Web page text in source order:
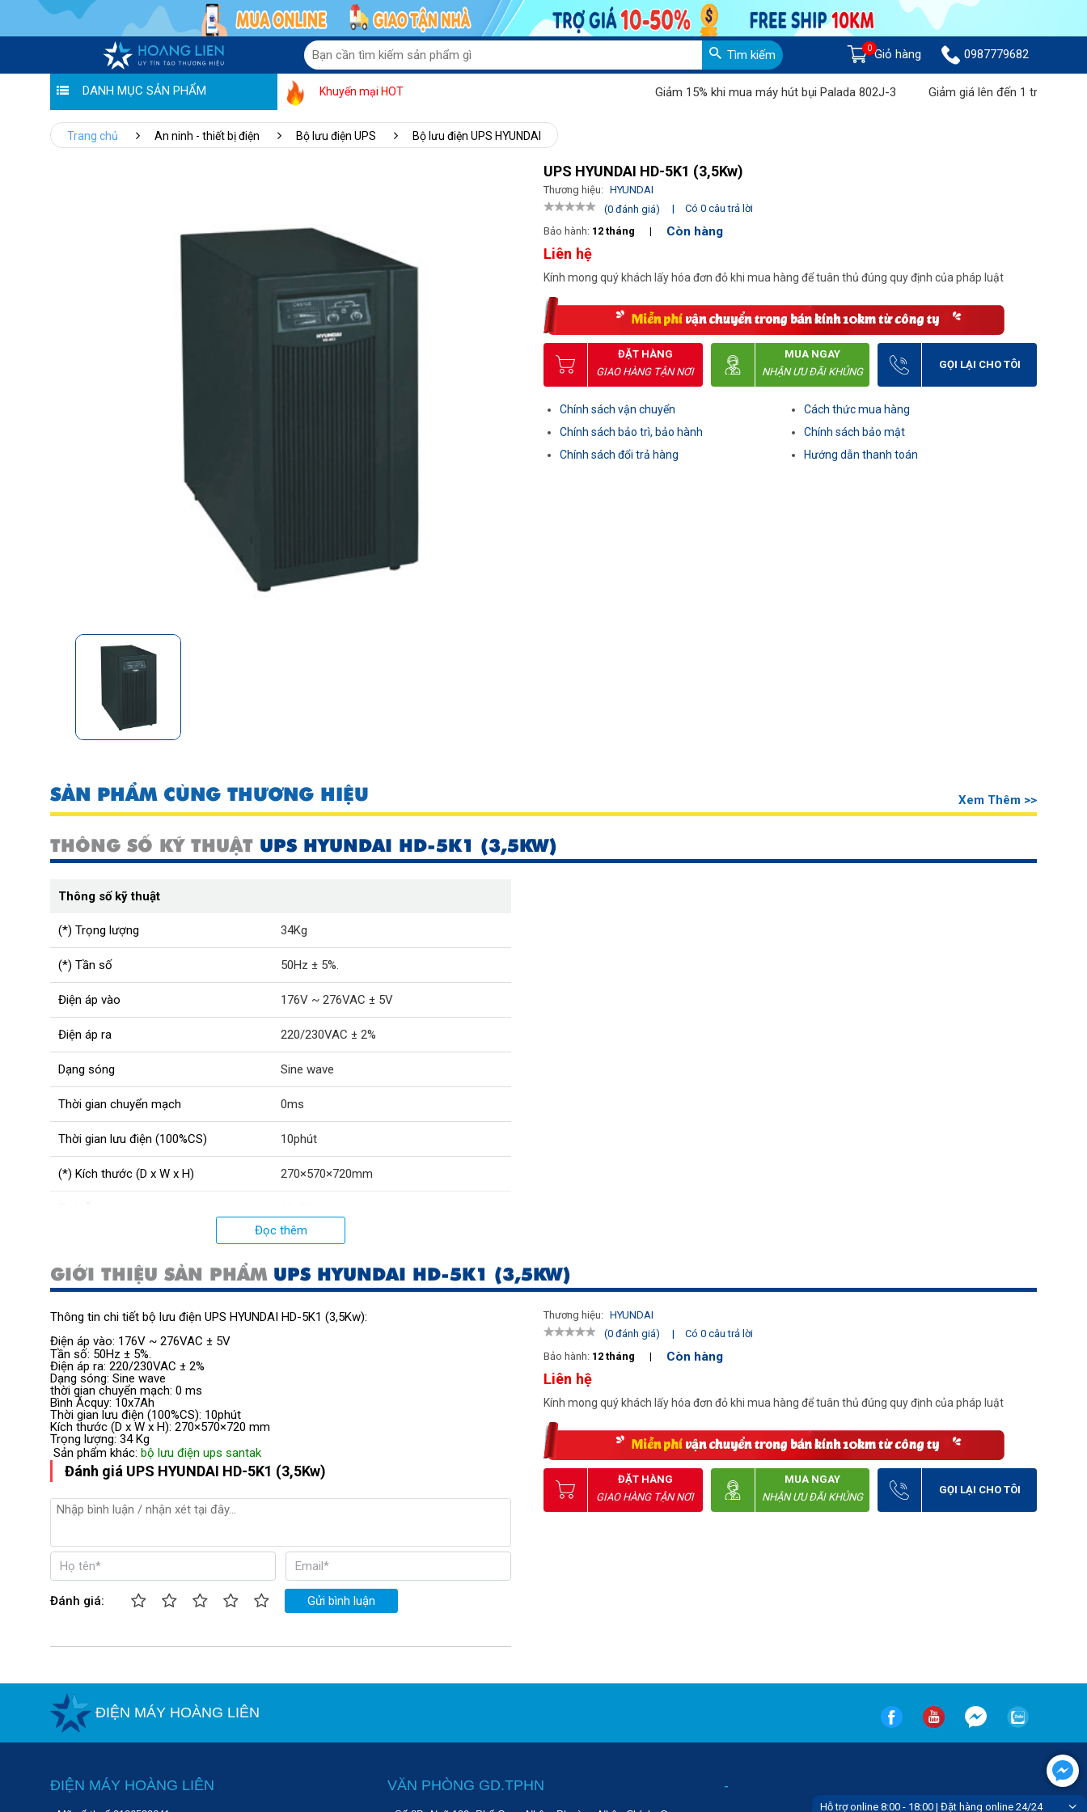
Tìm kiếm 0 Giỏ hàng 0987779682
DANH MỤC SẢN PHẨM Khuyến mại HOT Giảm 15% khi mua máy hút bụi Palada 802J-3 Giảm giá lên đến 1 triệu đồng khi
Trang chủ An ninh - thiết bị điện Bộ lưu điện UPS Bộ lưu điện UPS HYUNDAI
UPS HYUNDAI HD-5K1 (3,5Kw)
Thương hiệu: HYUNDAI
(0 đánh giá)
|
Có 0 câu trả lời
Bảo hành: 12 tháng | Còn hàng
Liên hệ
Kính mong quý khách lấy hóa đơn đỏ khi mua hàng để tuân thủ đúng quy định của pháp luật
ĐẶT HÀNG
GIAO HÀNG TẬN NƠI
MUA NGAY
NHẬN ƯU ĐÃI KHỦNG
GỌI LẠI CHO TÔI
Chính sách vận chuyển
Chính sách bảo trì, bảo hành
Chính sách đổi trả hàng
Cách thức mua hàng
Chính sách bảo mật
Hướng dẫn thanh toán
SẢN PHẨM CÙNG THƯƠNG HIỆU Xem Thêm >>
THÔNG SỐ KỸ THUẬT UPS HYUNDAI HD-5K1 (3,5KW)
Thông số kỹ thuật
(*) Trọng lượng 34Kg
(*) Tần số 50Hz ± 5%.
Điện áp vào 176V ~ 276VAC ± 5V
Điện áp ra 220/230VAC ± 2%
Dạng sóng Sine wave
Thời gian chuyển mạch 0ms
Thời gian lưu điện (100%CS) 10phút
(*) Kích thước (D x W x H) 270×570×720mm
Đọc thêm
GIỚI THIỆU SẢN PHẨM UPS HYUNDAI HD-5K1 (3,5KW)
Thông tin chi tiết bộ lưu điện UPS HYUNDAI HD-5K1 (3,5Kw):
Điện áp vào: 176V ~ 276VAC ± 5V
Tần số: 50Hz ± 5%.
Điện áp ra: 220/230VAC ± 2%
Dạng sóng: Sine wave
thời gian chuyển mạch: 0 ms
Bình Ăcquy: 10x7Ah
Thời gian lưu điện (100%CS): 10phút
Kích thước (D x W x H): 270×570×720 mm
Trọng lượng: 34 Kg
Sản phẩm khác: bộ lưu điện ups santak
Đánh giá UPS HYUNDAI HD-5K1 (3,5Kw)
Đánh giá: Gửi bình luận
Thương hiệu: HYUNDAI
(0 đánh giá)
|
Có 0 câu trả lời
Bảo hành: 12 tháng | Còn hàng
Liên hệ
Kính mong quý khách lấy hóa đơn đỏ khi mua hàng để tuân thủ đúng quy định của pháp luật
ĐẶT HÀNG
GIAO HÀNG TẬN NƠI
MUA NGAY
NHẬN ƯU ĐÃI KHỦNG
GỌI LẠI CHO TÔI
ĐIỆN MÁY HOÀNG LIÊN
ĐIỆN MÁY HOÀNG LIÊN VĂN PHÒNG GD.TPHN -
Hỗ trợ online 8:00 - 18:00 | Đặt hàng online 24/24